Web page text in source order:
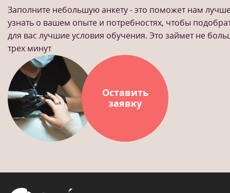
Заполните небольшую анкету - это поможет нам
узнать о вашем опыте и потребностях, чтобы
для вас лучшие условия обучения. Это займет не
трех минут
Оставить
заявку